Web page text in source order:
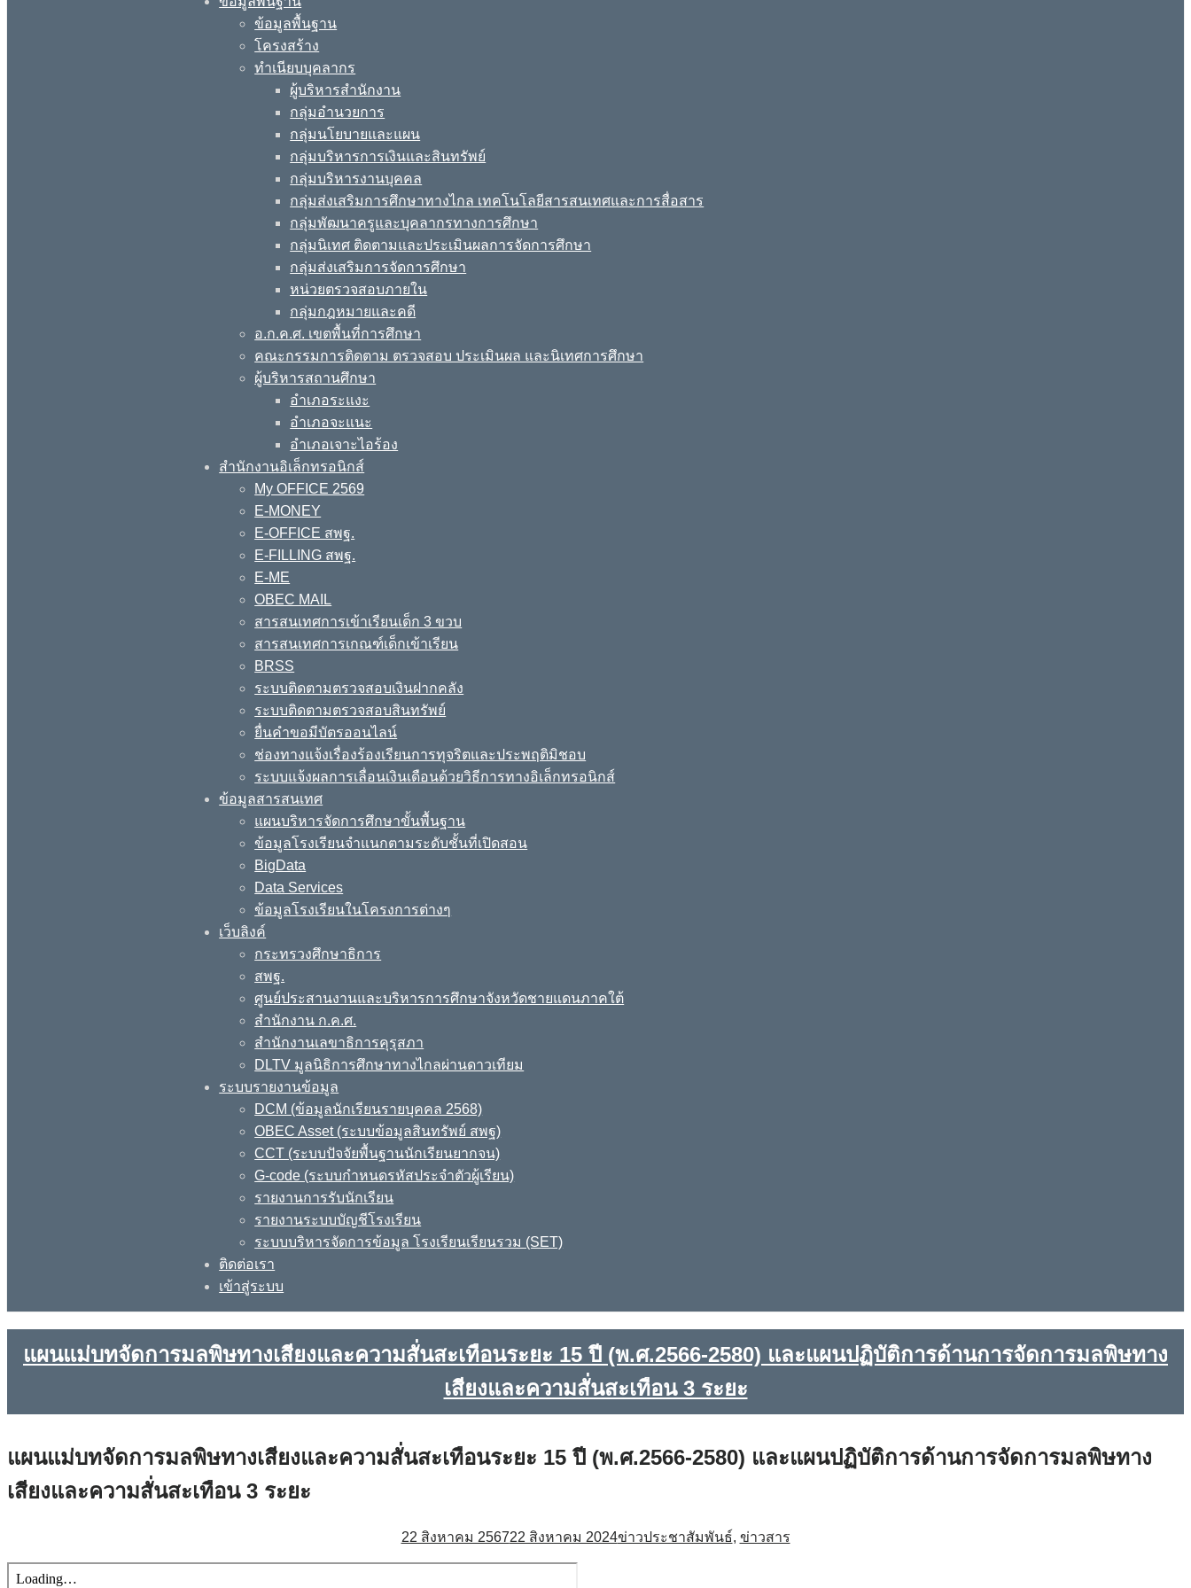
ข้อมูลพื้นฐาน
โครงสร้าง
ทำเนียบบุคลากร
ผู้บริหารสำนักงาน
กลุ่มอำนวยการ
กลุ่มนโยบายและแผน
กลุ่มบริหารการเงินและสินทรัพย์
กลุ่มบริหารงานบุคคล
กลุ่มส่งเสริมการศึกษาทางไกล เทคโนโลยีสารสนเทศและการสื่อสาร
กลุ่มพัฒนาครูและบุคลากรทางการศึกษา
กลุ่มนิเทศ ติดตามและประเมินผลการจัดการศึกษา
กลุ่มส่งเสริมการจัดการศึกษา
หน่วยตรวจสอบภายใน
กลุ่มกฎหมายและคดี
อ.ก.ค.ศ. เขตพื้นที่การศึกษา
คณะกรรมการติดตาม ตรวจสอบ ประเมินผล และนิเทศการศึกษา
ผู้บริหารสถานศึกษา
อำเภอระแงะ
อำเภอจะแนะ
อำเภอเจาะไอร้อง
สำนักงานอิเล็กทรอนิกส์
My OFFICE 2569
E-MONEY
E-OFFICE สพฐ.
E-FILLING สพฐ.
E-ME
OBEC MAIL
สารสนเทศการเข้าเรียนเด็ก 3 ขวบ
สารสนเทศการเกณฑ์เด็กเข้าเรียน
BRSS
ระบบติดตามตรวจสอบเงินฝากคลัง
ระบบติดตามตรวจสอบสินทรัพย์
ยื่นคำขอมีบัตรออนไลน์
ช่องทางแจ้งเรื่องร้องเรียนการทุจริตและประพฤติมิชอบ
ระบบแจ้งผลการเลื่อนเงินเดือนด้วยวิธีการทางอิเล็กทรอนิกส์
ข้อมูลสารสนเทศ
แผนบริหารจัดการศึกษาขั้นพื้นฐาน
ข้อมูลโรงเรียนจำแนกตามระดับชั้นที่เปิดสอน
BigData
Data Services
ข้อมูลโรงเรียนในโครงการต่างๆ
เว็บลิงค์
กระทรวงศึกษาธิการ
สพฐ.
ศูนย์ประสานงานและบริหารการศึกษาจังหวัดชายแดนภาคใต้
สำนักงาน ก.ค.ศ.
สำนักงานเลขาธิการคุรุสภา
DLTV มูลนิธิการศึกษาทางไกลผ่านดาวเทียม
ระบบรายงานข้อมูล
DCM (ข้อมูลนักเรียนรายบุคคล 2568)
OBEC Asset (ระบบข้อมูลสินทรัพย์ สพฐ)
CCT (ระบบปัจจัยพื้นฐานนักเรียนยากจน)
G-code (ระบบกำหนดรหัสประจำตัวผู้เรียน)
รายงานการรับนักเรียน
รายงานระบบบัญชีโรงเรียน
ระบบบริหารจัดการข้อมูล โรงเรียนเรียนรวม (SET)
ติดต่อเรา
เข้าสู่ระบบ
แผนแม่บทจัดการมลพิษทางเสียงและความสั่นสะเทือนระยะ 15 ปี (พ.ศ.2566-2580) และแผนปฏิบัติการด้านการจัดการมลพิษทาง
เสียงและความสั่นสะเทือน 3 ระยะ
แผนแม่บทจัดการมลพิษทางเสียงและความสั่นสะเทือนระยะ 15 ปี (พ.ศ.2566-2580) และแผนปฏิบัติการด้านการจัดการมลพิษทาง
เสียงและความสั่นสะเทือน 3 ระยะ
22 สิงหาคม 256722 สิงหาคม 2024ข่าวประชาสัมพันธ์, ข่าวสาร